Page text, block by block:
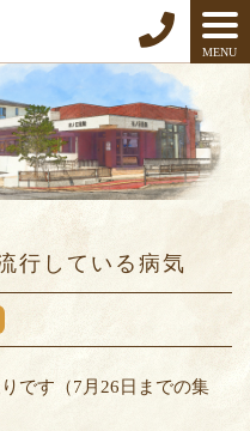
MENU
行している病気
です（7月26日までの集